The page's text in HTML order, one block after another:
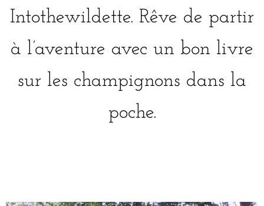
Intothewildette. Rêve de partir
à l’aventure avec un bon livre
sur les champignons dans la
poche.